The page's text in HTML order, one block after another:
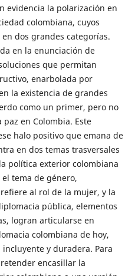
evidencia la polarización en
colombiana, cuyos
dos grandes categorías.
en la enunciación de
que permitan
enarbolada por
la existencia de grandes
como un primer, pero no
en Colombia. Este
halo positivo que emana de
en dos temas trasversales
política exterior colombiana
tema de género,
al rol de la mujer, y la
pública, elementos
logran articularse en
colombiana de hoy,
y duradera. Para
encasillar la